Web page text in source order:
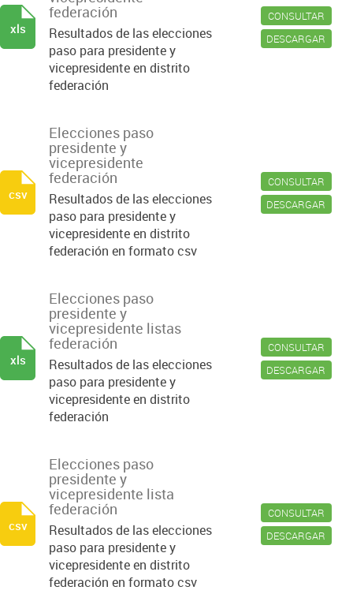
CONSULTAR
DESCARGAR
federación
Resultados de las elecciones
paso para presidente y
vicepresidente en distrito
federación
xls
CONSULTAR
DESCARGAR
Elecciones paso
presidente y
vicepresidente
federación
Resultados de las elecciones
paso para presidente y
vicepresidente en distrito
federación en formato csv
csv
CONSULTAR
DESCARGAR
Elecciones paso
presidente y
vicepresidente listas
federación
Resultados de las elecciones
paso para presidente y
vicepresidente en distrito
federación
xls
CONSULTAR
DESCARGAR
Elecciones paso
presidente y
vicepresidente lista
federación
Resultados de las elecciones
paso para presidente y
vicepresidente en distrito
federación en formato csv
csv